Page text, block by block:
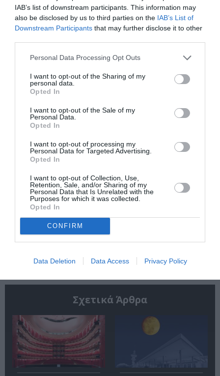
IAB’s list of downstream participants. This information may
also be disclosed by us to third parties on the IAB’s List of
Downstream Participants that may further disclose it to other
Personal Data Processing Opt Outs
I want to opt-out of the Sharing of my
personal data.
Opted In
I want to opt-out of the Sale of my
Personal Data.
Opted In
I want to opt-out of processing my
Personal Data for Targeted Advertising.
Opted In
I want to opt-out of Collection, Use,
Retention, Sale, and/or Sharing of my
Personal Data that Is Unrelated with the
Purposes for which it was collected.
Opted In
CONFIRM
Data Deletion Data Access Privacy Policy
μάθετε πρώτοι όλες τις ειδήσεις
Δείτε όλα τατελευταία νέαγια την Τέχνη και τον
Πολιτισμό στοCulturenow.gr
❯
Tags
ΕΛΛΗΝΙΚΕΣ ΤΑΙΝΙΕΣ
ΙΔΡΥΜΑ ΩΝΑΣΗ
ΚΟΙΝΩΝΙΚΗ ΕΥΘΥΝΗ
Newsletter
την Τέχνη και τον Πολιτισμό!
Ακολουθήστε το Culturenow.gr
Σχετικά Άρθρα